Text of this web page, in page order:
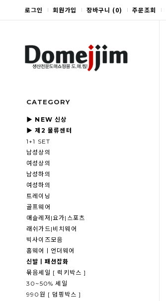
로그인 회원가입 장바구니 (0) 주문조회
CATEGORY
▶ NEW 신상
▶ 제2 물류센터
1+1 SET
남성상의
여성상의
남성하의
여성하의
트레이닝
골프웨어
애슬레저|요가|스포츠
래쉬가드|비치웨어
빅사이즈모음
홈웨어ㅣ언더웨어
신발ㅣ패션잡화
묶음세일 [ 럭키박스 ]
30~50% 세일
990원 [ 덤핑박스 ]